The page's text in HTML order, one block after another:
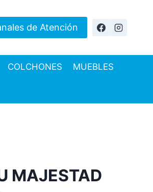
de Atención
COLCHONES MUEBLES
MAJESTAD